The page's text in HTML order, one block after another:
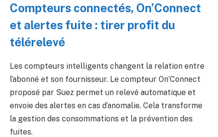
Compteurs connectés, On’Connect
et alertes fuite : tirer profit du
télérelevé
Les compteurs intelligents changent la relation entre
l’abonné et son fournisseur. Le compteur On’Connect
proposé par Suez permet un relevé automatique et
envoie des alertes en cas d’anomalie. Cela transforme
la gestion des consommations et la prévention des
fuites.